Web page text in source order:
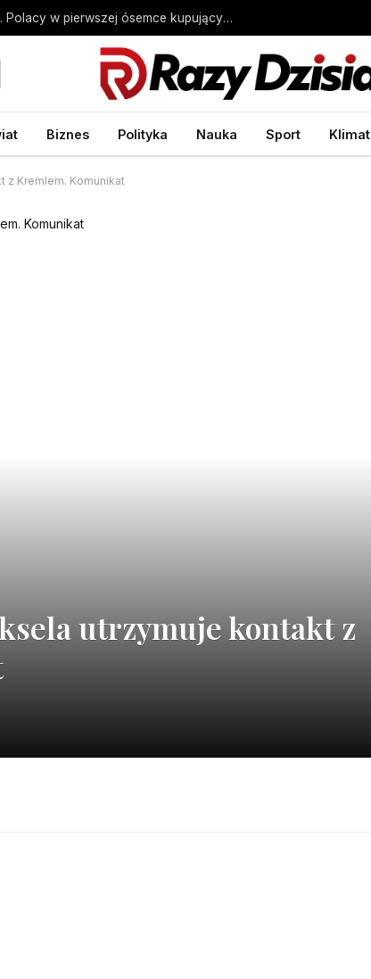
Nieruchomości w Hiszpanii drożeją. Polacy w pierwszej ósemce kupujących – Biznes Wprost
Biznes Polityka Nauka Sport Klimat
z Kremlem. Komunikat
utrzymuje kontakt z